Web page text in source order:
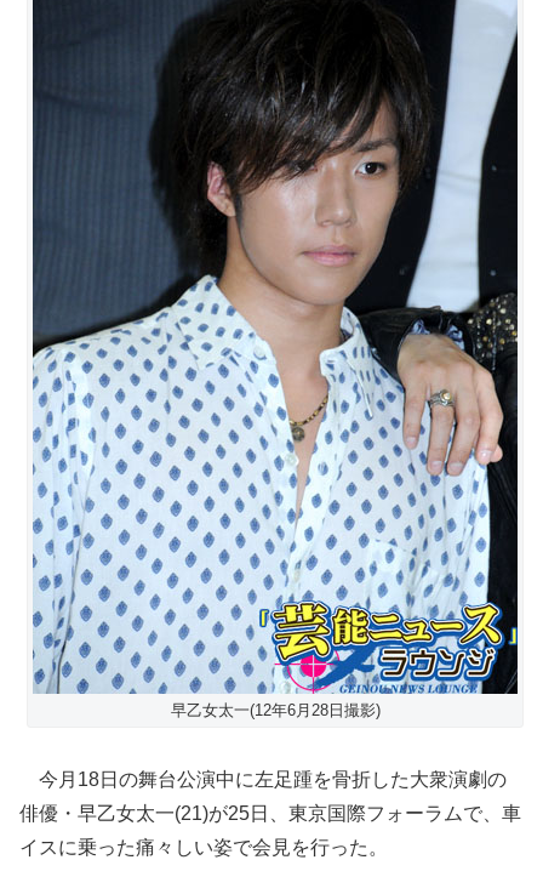
早乙女太一(12年6月28日撮影)
今月18日の舞台公演中に左足踵を骨折した大衆演劇の
俳優・早乙女太一(21)が25日、東京国際フォーラムで、車
イスに乗った痛々しい姿で会見を行った。